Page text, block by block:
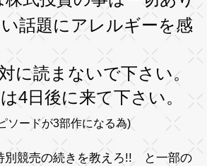
話題にアレルギーを感
ないで下さい。
4日後に来て下さい。
ソードが3部作になる為)
別競売の続きを教えろ!!と一部の